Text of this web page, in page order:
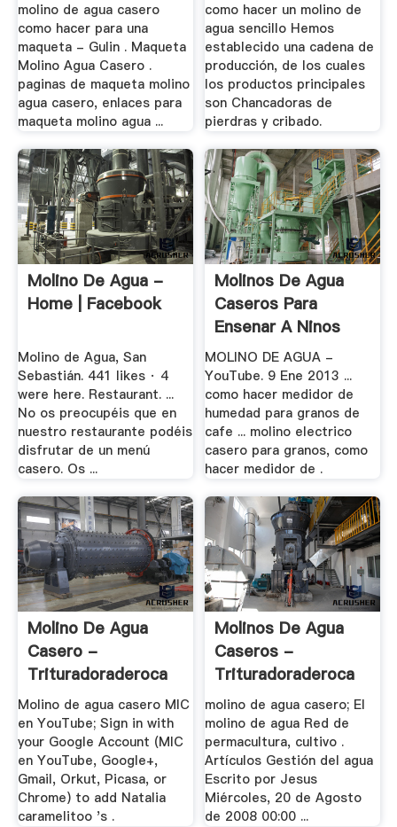
molino de agua casero
como hacer para una
maqueta - Gulin . Maqueta
Molino Agua Casero .
paginas de maqueta molino
agua casero, enlaces para
maqueta molino agua ...
como hacer un molino de
agua sencillo Hemos
establecido una cadena de
producción, de los cuales
los productos principales
son Chancadoras de
pierdras y cribado.
Molino De Agua -
Home | Facebook
Molino de Agua, San
Sebastián. 441 likes · 4
were here. Restaurant. ...
No os preocupéis que en
nuestro restaurante podéis
disfrutar de un menú
casero. Os ...
Molinos De Agua
Caseros Para
Ensenar A Ninos
MOLINO DE AGUA -
YouTube. 9 Ene 2013 ...
como hacer medidor de
humedad para granos de
cafe ... molino electrico
casero para granos, como
hacer medidor de .
Molino De Agua
Casero -
Trituradoraderoca
Molino de agua casero MIC
en YouTube; Sign in with
your Google Account (MIC
en YouTube, Google+,
Gmail, Orkut, Picasa, or
Chrome) to add Natalia
caramelitoo 's .
Molinos De Agua
Caseros -
Trituradoraderoca
molino de agua casero; El
molino de agua Red de
permacultura, cultivo .
Artículos Gestión del agua
Escrito por Jesus
Miércoles, 20 de Agosto
de 2008 00:00 ...